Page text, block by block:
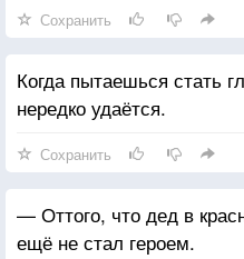
Сохранить
Когда пытаешься стать
нередко удаётся.
Сохранить
— Оттого, что дед в
ещё не стал героем.